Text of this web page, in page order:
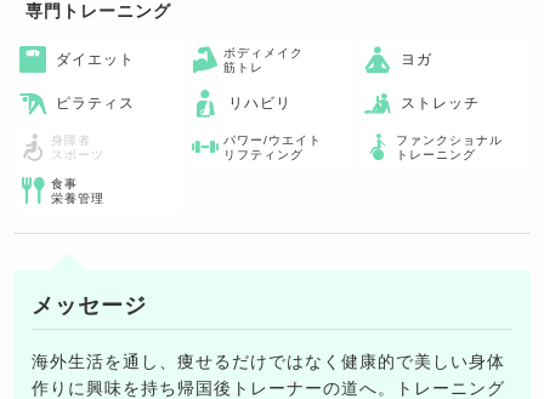
専門トレーニング
ダイエット
ボディメイク
筋トレ
ヨガ
ピラティス リハビリ ストレッチ
身障者
スポーツ
パワー/ウエイト
リフティング
ファンクショナル
トレーニング
食事
栄養管理
メッセージ
海外生活を通し、痩せるだけではなく健康的で美しい身体
作りに興味を持ち帰国後トレーナーの道へ。トレーニング